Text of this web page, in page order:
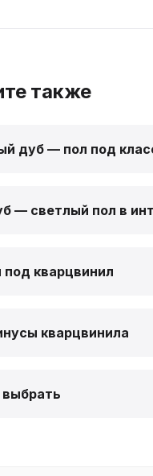
также
дуб — пол под
— светлый пол в
кварцвинил
кварцвинила
выбрать